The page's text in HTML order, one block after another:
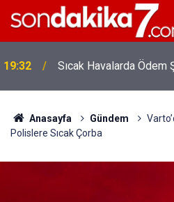
19:32 Sıcak Havalarda Ödem
Anasayfa Gündem
Polislere Sıcak Çorba